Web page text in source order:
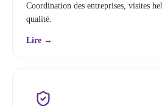
Coordination des entreprises, visites
qualité.
Lire →